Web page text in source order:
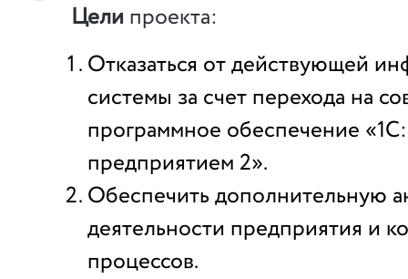
Цели проекта:
Отказаться от действующей
системы за счет перехода на
программное обеспечение
предприятием 2».
Обеспечить дополнительную
деятельности предприятия и
процессов.